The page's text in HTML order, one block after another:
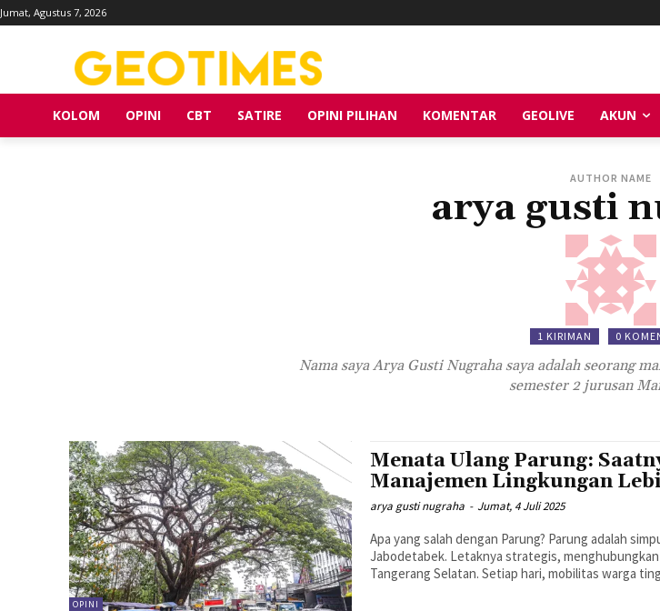
Jumat, Agustus 7, 2026
KOLOM OPINI CBT SATIRE OPINI PILIHAN KOMENTAR GEOLIVE AKUN
AUTHOR NAME
arya gusti
1 KIRIMAN 0
Nama saya Arya Gusti Nugraha saya adalah seorang
semester 2 jurusan
OPINI
Menata Ulang Parung:
Manajemen Lingkungan
arya gusti nugraha - Jumat, 4 Juli 2025
Apa yang salah dengan Parung? Parung adalah
Jabodetabek. Letaknya strategis,
Tangerang Selatan. Setiap hari, mobilitas warga